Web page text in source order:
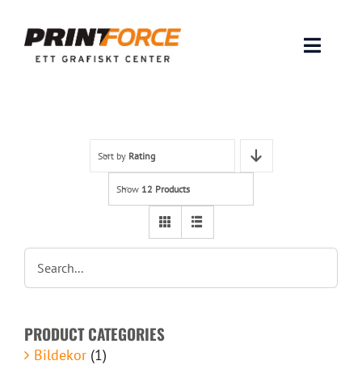
content
Toggle
INSPIRATION
Lämna original & filer
Om oss
Kontakt
Sort by Rating
Show 12 Products
PRODUCT CATEGORIES
Bildekor (1)